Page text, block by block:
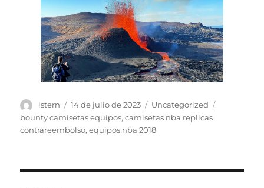
Autor
istern
Publicado
el
14 de julio de 2023 Categorías
Uncategorized
bounty camisetas equipos,camisetas nba replicas
contrareembolso,equipos nba 2018